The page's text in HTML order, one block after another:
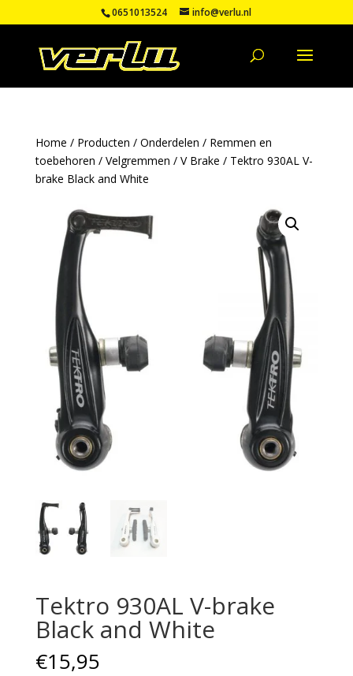
0651013524 info@verlu.nl
Home / Producten / Onderdelen / Remmen en
toebehoren / Velgremmen / V Brake / Tektro 930AL V-
brake Black and White
Tektro 930AL V-brake
Black and White
€15,95